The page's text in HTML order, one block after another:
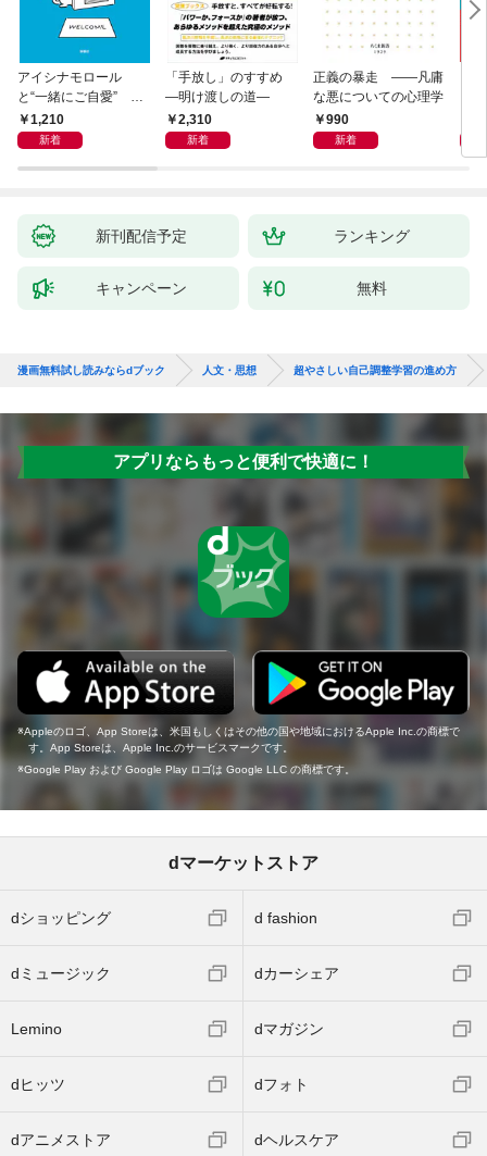
アイシナモロール
と“一緒にご自愛” ～
自分を好きになるため
の56のコツ～
1,210
新着
「手放し」のすすめ
―明け渡しの道―
2,310
新着
正義の暴走 ――凡庸
な悪についての心理学
990
新着
新刊配信予定 ランキング
キャンペーン 無料
漫画無料試し読みならdブック 人文・思想 超やさしい自己調整学習の進め方
アプリならもっと便利で快適に！
Appleのロゴ、App Storeは、米国もしくはその他の国や地域におけるApple Inc.の商標で
す。App Storeは、Apple Inc.のサービスマークです。
Google Play および Google Play ロゴは Google LLC の商標です。
dマーケットストア
dショッピング d fashion
dミュージック dカーシェア
Lemino dマガジン
dヒッツ dフォト
dアニメストア dヘルスケア